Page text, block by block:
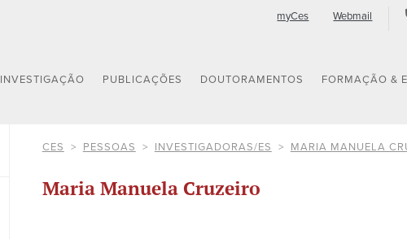
myCes Webmail
INVESTIGAÇÃO PUBLICAÇÕES DOUTORAMENTOS FORMAÇÃO &
CES PESSOAS INVESTIGADORAS/ES MARIA MANUELA
Maria Manuela Cruzeiro